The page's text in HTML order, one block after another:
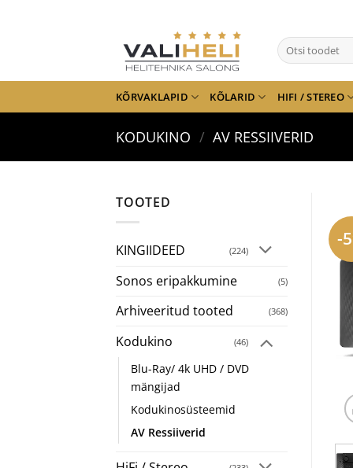
Otsi:
KÕRVAKLAPID KÕLARID HIFI / STEREO
KODUKINO / AV RESSIIVERID
TOOTED
KINGIIDEED (224)
Sonos eripakkumine (5)
Arhiveeritud tooted (368)
Kodukino (46)
Blu-Ray/ 4k UHD / DVD
mängijad
Kodukinosüsteemid
AV Ressiiverid
-